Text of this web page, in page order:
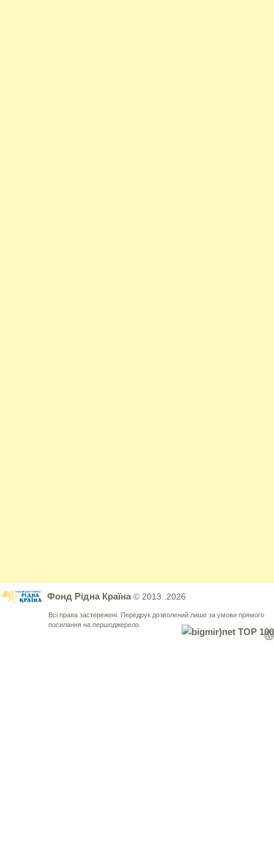
Фонд Рідна Країна© 2013..2026
Всі права застережені. Передрук дозволений лише за умови прямого
посилання на першоджерело.